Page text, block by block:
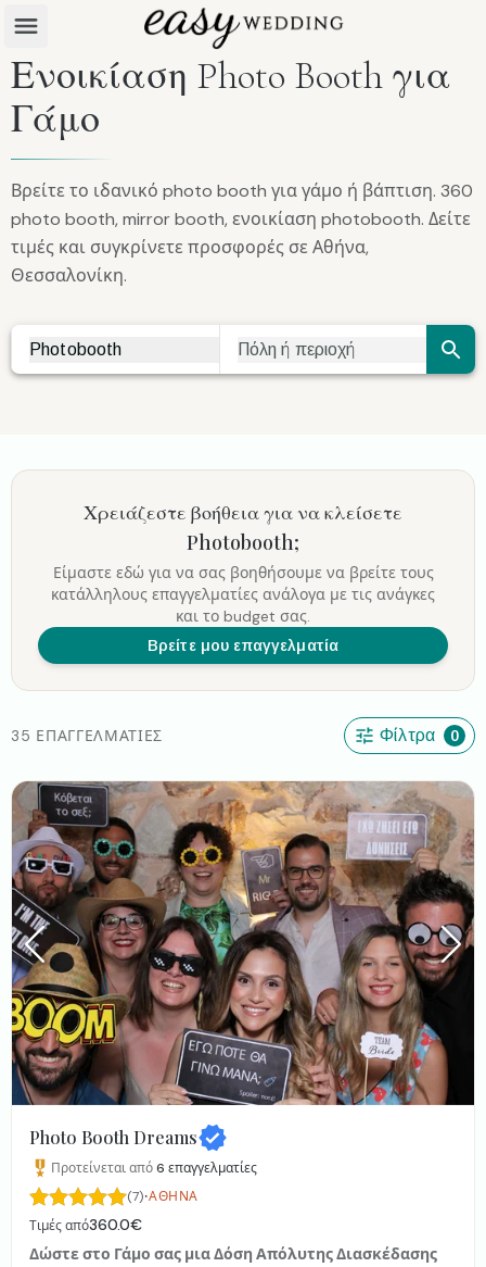
Ενοικίαση Photo Booth για
Γάμο
Βρείτε το ιδανικό photo booth για γάμο ή βάπτιση. 360
photo booth, mirror booth, ενοικίαση photobooth. Δείτε
τιμές και συγκρίνετε προσφορές σε Αθήνα,
Θεσσαλονίκη.
Photobooth Πόλη ή περιοχή
Χρειάζεστε βοήθεια για να κλείσετε
Photobooth;
Είμαστε εδώ για να σας βοηθήσουμε να βρείτε τους
κατάλληλους επαγγελματίες ανάλογα με τις ανάγκες
και το budget σας.
Βρείτε μου επαγγελματία
35 ΕΠΑΓΓΕΛΜΑΤΊΕΣ Φίλτρα 0
Photo Booth Dreams
Προτείνεται από6 επαγγελματίες
(7)·ΑΘΉΝΑ
Τιμές από360.0€
Δώστε στο Γάμο σας μια Δόση Απόλυτης Διασκέδασης